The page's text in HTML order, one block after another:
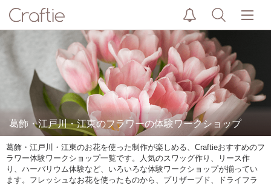
葛飾・江戸川・江東のフラワーの体験ワークショップ
葛飾・江戸川・江東のお花を使った制作が楽しめる、Craftieおすすめのフ
ラワー体験ワークショップ一覧です。人気のスワッグ作り、リース作
り、ハーバリウム体験など、いろいろな体験ワークショップが揃ってい
ます。フレッシュなお花を使ったものから、プリザーブド、ドライフラ